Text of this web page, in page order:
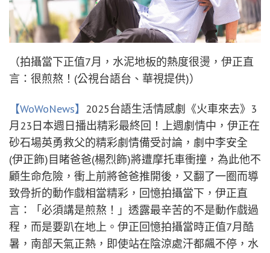
（拍攝當下正值7月，水泥地板的熱度很燙，伊正直
言：很煎熬！(公視台語台、華視提供)）
【WoWoNews】 2025台語生活情感劇《火車來去》3
月23日本週日播出精彩最終回！上週劇情中，伊正在
砂石場英勇救父的精彩劇情備受討論，劇中李安全
(伊正飾)目睹爸爸(楊烈飾)將遭摩托車衝撞，為此他不
顧生命危險，衝上前將爸爸推開後，又翻了一圈而導
致骨折的動作戲相當精彩，回憶拍攝當下，伊正直
言：「必須講是煎熬！」透露最辛苦的不是動作戲過
程，而是要趴在地上。伊正回憶拍攝當時正值7月酷
暑，南部天氣正熱，即使站在陰涼處汗都飆不停，水